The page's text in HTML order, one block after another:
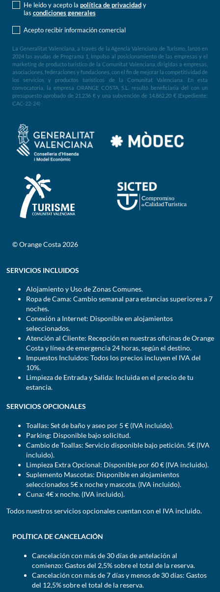
He leído y acepto la política de privacidady
las condiciones generales
Acepto recibir información comercial
La Generalitat Valenciana, a través de la Agencia Valenciana de Turismo, lanzó en
2024 las ayudas de Programa 1, Impulso al posicionamiento de las empresas y el
marketing de producto turístico de la Comunitat Valenciana, dirigidas a empresas,
asociaciones, federaciones y fundaciones, con el fin de mejorar la competitividad de
los servicios y productos turísticos de la Comunitat Valenciana. En esta
convocatoria, la empresa ORANGE COSTA, S.L. resultó beneficiaria del con un
presupuesto aprobado de 21.236 € y una subvención de 14.862,20 € (Expediente:
CAC-22-24)
© Orange Costa 2026
SERVICIOS INCLUIDOS
Alojamiento y Uso de Zonas Comunes.
Ropa de Cama: Cambio semanal para estancias superiores a 7
noches.
Conexión a Internet: Disponible en alojamientos
seleccionados.
Atención al Cliente: Recepción en nuestras oficinas de Orange
Costa y línea de emergencia 24 horas, según el destino.
Impuestos Incluidos: Todos los precios incluyen el IVA del
10%.
Limpieza de Entrada y Salida: Incluida en el precio de tu
estancia.
SERVICIOS OPCIONALES
Toallas: Set de baño y aseo por 5 € (IVA incluido).
Parking: Disponible bajo solicitud.
Cambio de Toallas: Servicio disponible bajo petición. 5€ (IVA
incluido).
Limpieza Extra Opcional: Disponible por 60 € (IVA incluido).
Suplemento Mascotas: Disponible en alojamientos
seleccionados 5€ x noche y mascota. (IVA incluido).
Cuna: 4€ x noche. (IVA incluido).
Todos nuestros servicios opcionales cuentan con el IVA incluido.
POLÍTICA DE CANCELACIÓN
Cancelación con más de 30 días de antelación al
comienzo: Gastos del 2,5% sobre el total de la reserva.
Cancelación con más de 7 días y menos de 30 días: Gastos
del 12,5% sobre el total de la reserva.